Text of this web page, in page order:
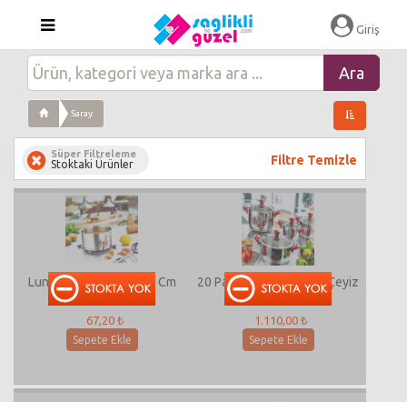
Giriş
Saray
Süper Filtreleme
Stoktaki Ürünler Filtre Temizle
Luna Sos Tenceresi 20 Cm
67,20 ₺
Sepete Ekle
20 Parça Rose Dekorlu Çeyiz
Seti
1.110,00 ₺
Sepete Ekle